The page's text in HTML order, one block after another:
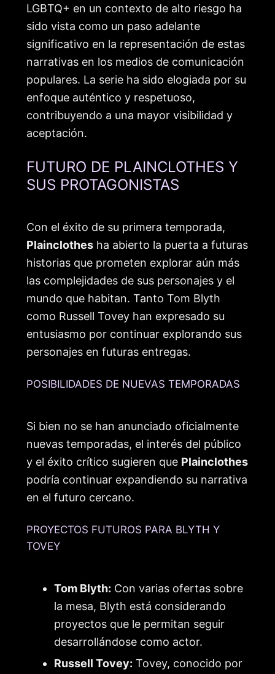
LGBTQ+ en un contexto de alto riesgo ha
sido vista como un paso adelante
significativo en la representación de estas
narrativas en los medios de comunicación
populares. La serie ha sido elogiada por su
enfoque auténtico y respetuoso,
contribuyendo a una mayor visibilidad y
aceptación.
FUTURO DE PLAINCLOTHES Y
SUS PROTAGONISTAS
Con el éxito de su primera temporada,
Plainclothes ha abierto la puerta a futuras
historias que prometen explorar aún más
las complejidades de sus personajes y el
mundo que habitan. Tanto Tom Blyth
como Russell Tovey han expresado su
entusiasmo por continuar explorando sus
personajes en futuras entregas.
POSIBILIDADES DE NUEVAS TEMPORADAS
Si bien no se han anunciado oficialmente
nuevas temporadas, el interés del público
y el éxito crítico sugieren que Plainclothes
podría continuar expandiendo su narrativa
en el futuro cercano.
PROYECTOS FUTUROS PARA BLYTH Y
TOVEY
Tom Blyth: Con varias ofertas sobre
la mesa, Blyth está considerando
proyectos que le permitan seguir
desarrollándose como actor.
Russell Tovey: Tovey, conocido por